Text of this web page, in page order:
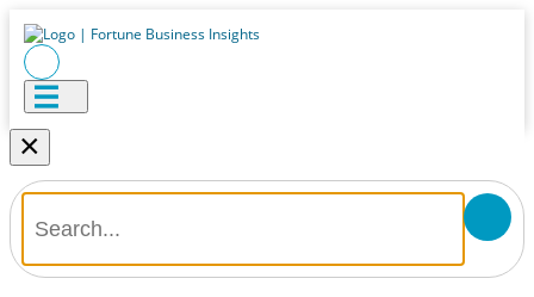
×